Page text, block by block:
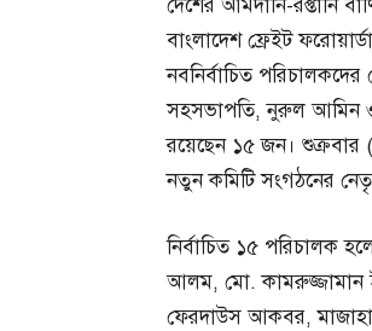
দেশের আমদানি-রপ্তানি
বাংলাদেশ ফ্রেইট
নবনির্বাচিত
সহসভাপতি, নুরুল আমিন ও
রয়েছেন ১৫ জন। শুক্রবার
নতুন কমিটি সংগঠনের
নির্বাচিত ১৫ পরিচালক
আলম, মো. কামরুজ্জামান
ফেরদাউস আকবর,